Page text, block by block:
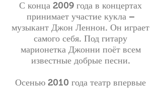
С конца 2009 года в концертах
принимает участие кукла –
музыкант Джон Леннон. Он играет
самого себя. Под гитару
марионетка Джонни поёт всем
известные добрые песни.
Осенью 2010 года театр впервые